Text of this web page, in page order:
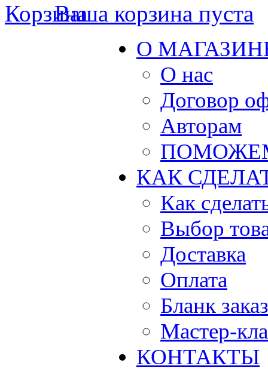
Ваша корзина пуста
О
О нас
Договор
Авторам
КАК
Как
Выбор
Доставка
Оплата
Бланк
Мастер-
КОНТАКТЫ